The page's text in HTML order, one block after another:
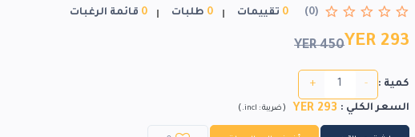
(0)
0 تقييمات 0 طلبات 0 قائمة الرغبات
YER 293
YER 450
كمية : -
+
السعر الكلي :
YER 293
(ضريبة : incl.
)